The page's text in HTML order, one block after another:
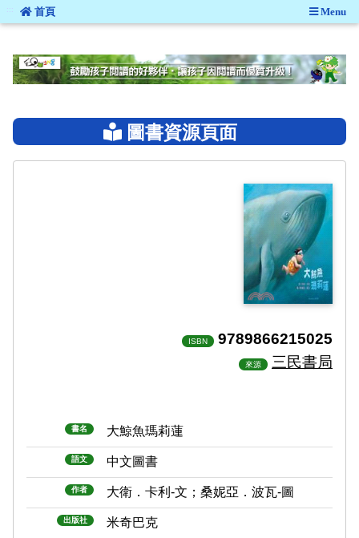
::: 首頁 Menu
圖書資源頁面
ISBN 9789866215025
來源 三民書局
書名 大鯨魚瑪莉蓮
語文 中文圖書
作者 大衛．卡利-文；桑妮亞．波瓦-圖
出版社 米奇巴克